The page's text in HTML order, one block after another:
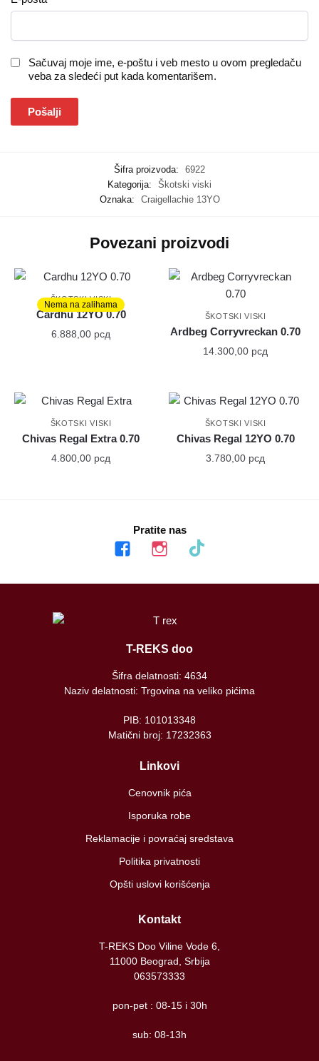
Sačuvaj moje ime, e-poštu i veb mesto u ovom pregledaču
veba za sledeći put kada komentarišem.
Šifra proizvoda:
6922
Kategorija:
Škotski viski
Oznaka:
Craigellachie 13YO
Povezani proizvodi
Nema na zalihama
ŠKOTSKI VISKI
Cardhu 12YO 0.70
6.888,00 рсд
ŠKOTSKI VISKI
Ardbeg Corryvreckan 0.70
14.300,00 рсд
ŠKOTSKI VISKI
Chivas Regal Extra 0.70
4.800,00 рсд
ŠKOTSKI VISKI
Chivas Regal 12YO 0.70
3.780,00 рсд
Pratite nas
facebook instagram tiktok
T-REKS doo
Šifra delatnosti: 4634
Naziv delatnosti: Trgovina na veliko pićima
PIB: 101013348
Matični broj: 17232363
Linkovi
Cenovnik pića
Isporuka robe
Reklamacije i povraćaj sredstava
Politika privatnosti
Opšti uslovi korišćenja
Kontakt
T-REKS Doo Viline Vode 6,
11000 Beograd, Srbija
063573333
pon-pet : 08-15 i 30h
sub: 08-13h